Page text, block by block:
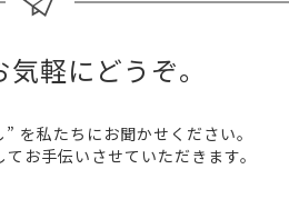
軽にどうぞ。
を私たちにお聞かせください。
お手伝いさせていただきます。